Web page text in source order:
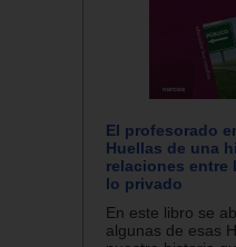
El profesorado
Huellas de una
relaciones entre
lo privado
En este libro se
algunas de esas